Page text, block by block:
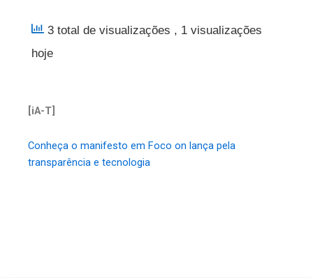
3 total de visualizações , 1 visualizações
hoje
[iA-T]
Conheça o manifesto em Foco on lança pela
transparência e tecnologia